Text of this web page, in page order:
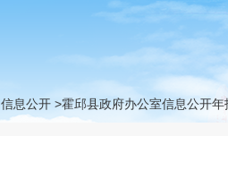
信息公开 >霍邱县政府办公室信息公开年